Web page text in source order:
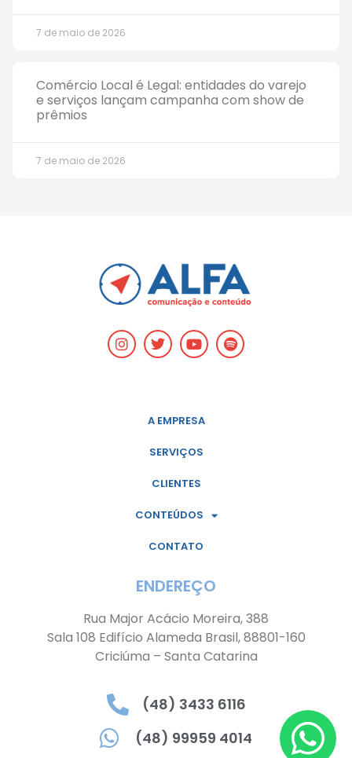
7 de maio de 2026
Comércio Local é Legal: entidades do varejo
e serviços lançam campanha com show de
prêmios
7 de maio de 2026
A EMPRESA
SERVIÇOS
CLIENTES
CONTEÚDOS
CONTATO
ENDEREÇO
Rua Major Acácio Moreira, 388
Sala 108 Edifício Alameda Brasil, 88801-160
Criciúma – Santa Catarina
(48) 3433 6116
(48) 99959 4014